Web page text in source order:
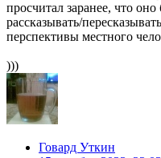
просчитал заранее, что
рассказывать/
перспективы местного
)))
Говард Уткин